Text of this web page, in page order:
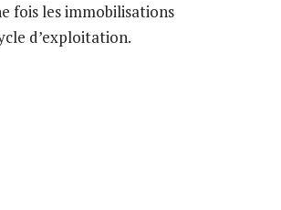
fois les immobilisations
d’exploitation.